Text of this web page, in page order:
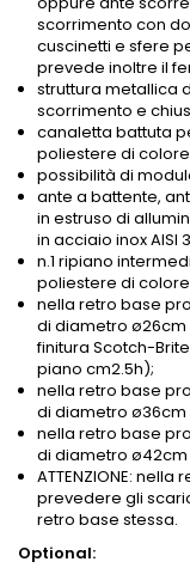
scorrimento con
cuscinetti e sfere
prevede inoltre il
struttura metallica
scorrimento e
canaletta battuta
poliestere di
possibilità di
ante a battente,
in estruso di
in acciaio inox AISI
n.1 ripiano
poliestere di
nella retro base
di diametro ø26cm
finitura Scotch-
piano cm2.5h);
nella retro base
di diametro ø36cm
nella retro base
di diametro
ATTENZIONE:
prevedere gli
retro base stessa.
Optional: